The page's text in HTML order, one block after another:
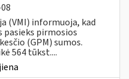
(VMI) informuoja, kad
pasieks pirmosios
(GPM) sumos.
564 tūkst....